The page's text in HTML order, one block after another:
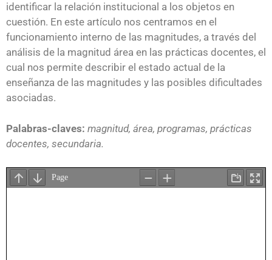
identificar la relación institucional a los objetos en
cuestión. En este artículo nos centramos en el
funcionamiento interno de las magnitudes, a través del
análisis de la magnitud área en las prácticas docentes, el
cual nos permite describir el estado actual de la
enseñanza de las magnitudes y las posibles dificultades
asociadas.
Palabras-claves: magnitud, área, programas, prácticas
docentes, secundaria.